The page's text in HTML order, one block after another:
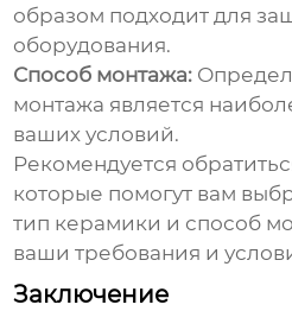
образом подходит для
оборудования.
Способ монтажа:
монтажа является
ваших условий.
Рекомендуется
которые помогут вам
тип керамики и способ
ваши требования и
Заключение